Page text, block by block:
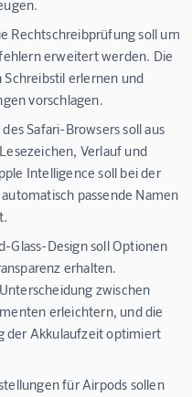
Rechtschreibprüfung soll um
erweitert werden. Die
erlernen und
vorschlagen.
Safari-Browsers soll aus
Verlauf und
Intelligence soll bei der
passende Namen
Glass-Design soll Optionen
erhalten.
zwischen
erleichtern, und die
der Akkulaufzeit optimiert
für Airpods sollen